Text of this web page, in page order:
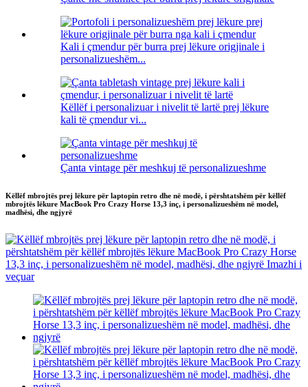
Kali i çmendur për burra prej lëkure origjinale i
personalizueshëm...
Këllëf i personalizuar i nivelit të lartë prej lëkure
kali të çmendur vi...
Çanta vintage për meshkuj të personalizueshme
Këllëf mbrojtës prej lëkure për laptopin retro dhe në modë, i përshtatshëm për këllëf
mbrojtës lëkure MacBook Pro Crazy Horse 13,3 inç, i personalizueshëm në model,
madhësi, dhe ngjyrë